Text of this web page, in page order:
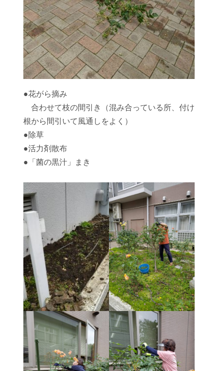
●花がら摘み
合わせて枝の間引き（混み合っている所、付け
根から間引いて風通しをよく）
●除草
●活力剤散布
●「菌の黒汁」まき